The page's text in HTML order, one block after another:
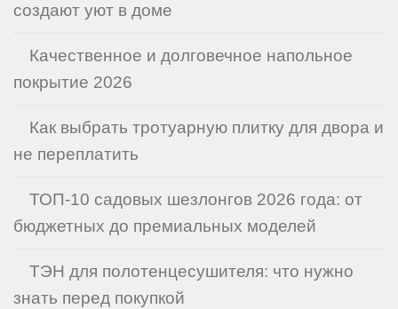
создают уют в доме
Качественное и долговечное напольное
покрытие 2026
Как выбрать тротуарную плитку для двора и
не переплатить
ТОП-10 садовых шезлонгов 2026 года: от
бюджетных до премиальных моделей
ТЭН для полотенцесушителя: что нужно
знать перед покупкой